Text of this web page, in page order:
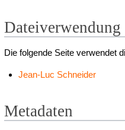
Dateiverwendung
Die folgende Seite verwendet
Jean-Luc Schneider
Metadaten